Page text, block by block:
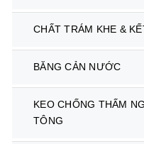
CHẤT TRÁM KHE &
BĂNG CẢN NƯỚC
KEO CHỐNG THẤM
TÔNG